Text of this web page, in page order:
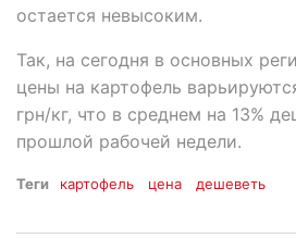
остается невысоким.
Так, на сегодня в основных
цены на картофель
грн/кг, что в среднем на 13%
прошлой рабочей недели.
Теги картофель цена дешеветь